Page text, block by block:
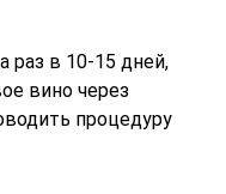
раз в 10-15 дней,
вино через
процедуру